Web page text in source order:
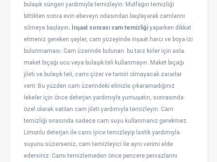
bulaşık süngeri yardımıyla temizleyin. Mutfağın temizliği
bittikten sonra evin ebeveyn odasından başlayarak camlarını
silmeye başlayın. İnşaat sonrası cam temizliği yaparken dikkat
etmeniz gereken şeyler, cam yüzeyinde inşaat harcı ve boya izi
bulunmaması. Cam üzerinde bulunan bu tarz kirler için asla
maket bıçağı ucu veya bulaşık teli kullanmayın. Maket bıçağı
jileti ve bulaşık teli, camı çizer ve tamiri olmayacak zararlar
verir. Bu yüzden cam üzerindeki elinizle çıkaramadığınız
lekeler için önce deterjan yardımıyla yumuşatın, sonrasında
özel olarak satılan cam jileti yardımıyla temizleyin. Cam
temizliği sırasında sadece cam suyu kullanmanız gerekmez.
Limonlu deterjan ile camı iyice temizleyip lastik yardımıyla
suyunu süzerseniz, cam temizleyici ile aynı verimi elde
edersiniz. Camı temizlemeden önce pencere pervazlarını